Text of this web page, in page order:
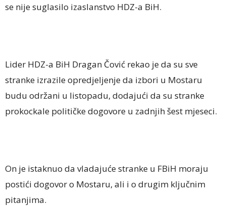
se nije suglasilo izaslanstvo HDZ-a BiH.
Lider HDZ-a BiH Dragan Čović rekao je da su sve
stranke izrazile opredjeljenje da izbori u Mostaru
budu održani u listopadu, dodajući da su stranke
prokockale političke dogovore u zadnjih šest mjeseci.
On je istaknuo da vladajuće stranke u FBiH moraju
postići dogovor o Mostaru, ali i o drugim ključnim
pitanjima.